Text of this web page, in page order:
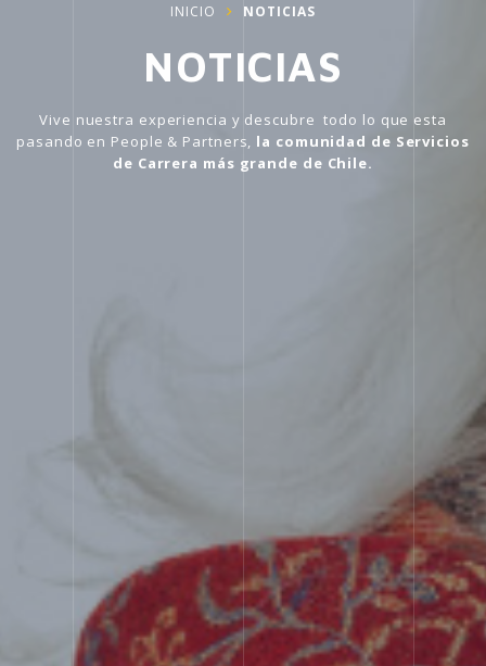
INICIO NOTICIAS
NOTICIAS
Vive nuestra experiencia y descubre todo lo que esta
pasando en People & Partners, la comunidad de Servicios
de Carrera más grande de Chile.